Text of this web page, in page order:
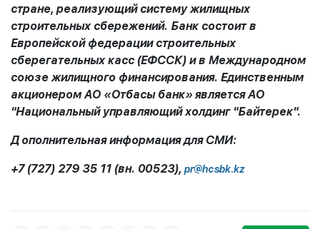
стране, реализующий систему жилищных
строительных сбережений. Банк состоит в
Европейской федерации строительных
сберегательных касс (ЕФССК) и в Международном
союзе жилищного финансирования. Единственным
акционеромАО «Отбасы банк» является АО
"Национальный управляющий холдинг "Байтерек".
Д ополнительная информация для СМИ:
+7 (727) 279 35 11 (вн. 00523), pr@hcsbk.kz